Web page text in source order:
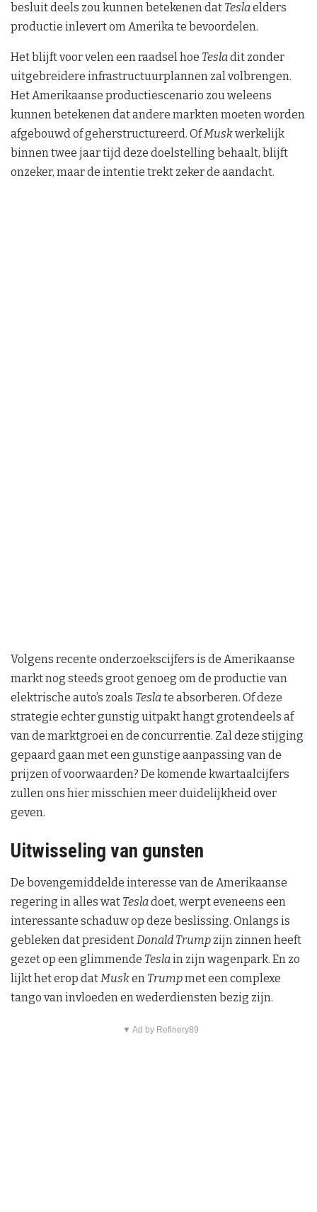
besluit deels zou kunnen betekenen dat Teslaelders
productie inlevert om Amerika te bevoordelen.
Het blijft voor velen een raadsel hoe Tesladit zonder
uitgebreidere infrastructuurplannen zal volbrengen.
Het Amerikaanse productiescenario zou weleens
kunnen betekenen dat andere markten moeten worden
afgebouwd of geherstructureerd. OfMuskwerkelijk
binnen twee jaar tijd deze doelstelling behaalt, blijft
onzeker, maar de intentie trekt zeker de aandacht.
Volgens recente onderzoekscijfers is de Amerikaanse
markt nog steeds groot genoeg om de productie van
elektrische auto’s zoals Teslate absorberen. Of deze
strategie echter gunstig uitpakt hangt grotendeels af
van de marktgroei en de concurrentie. Zal deze stijging
gepaard gaan met een gunstige aanpassing van de
prijzen of voorwaarden? De komende kwartaalcijfers
zullen ons hier misschien meer duidelijkheid over
geven.
Uitwisseling van gunsten
De bovengemiddelde interesse van de Amerikaanse
regering in alles wat Tesladoet, werpt eveneens een
interessante schaduw op deze beslissing. Onlangs is
gebleken dat presidentDonald Trump zijn zinnen heeft
gezet op een glimmende Teslain zijn wagenpark. En zo
lijkt het erop datMusken Trumpmet een complexe
tango van invloeden en wederdiensten bezig zijn.
▼ Ad by Refinery89